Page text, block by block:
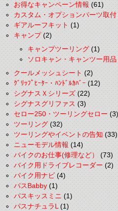
お得なキャンペーン情報(61)
カスタム・オプションパーツ取付
ギアルーフキット(1)
キャンプ(2)
キャンプツーリング(1)
ソロキャン・キャンツー用品
クールメッシュシート(2)
ｸﾞﾘｯﾌﾟﾋｰﾀｰ・ﾊﾝﾄﾞﾙｶﾊﾞｰ(12)
シグナスＸシリーズ(22)
シグナスグリファス(3)
セロー250・ツーリングセロー(3)
ツーリング(32)
ツーリングやイベントの告知(33)
ニューモデル情報(14)
バイクのお仕事(修理など）(73)
バイク用ドライブレコーダー(2)
バイク用ナビ(4)
パスBabby(1)
パスキッスミニ(1)
パスナチュラL(1)